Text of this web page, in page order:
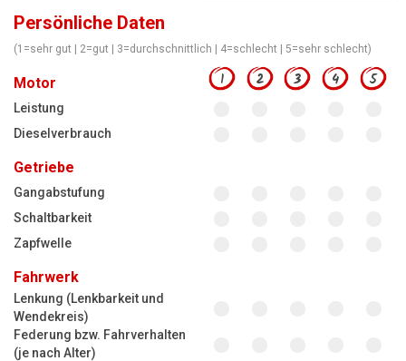
Persönliche Daten
(1=sehr gut | 2=gut | 3=durchschnittlich | 4=schlecht | 5=sehr schlecht)
Motor 1 2 3 4 5
Leistung
Dieselverbrauch
Getriebe
Gangabstufung
Schaltbarkeit
Zapfwelle
Fahrwerk
Lenkung (Lenkbarkeit und
Wendekreis)
Federung bzw. Fahrverhalten
(je nach Alter)